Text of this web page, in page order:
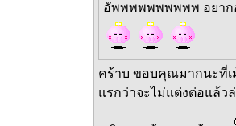
อัพพพพพพพพพพ อยา
คร้าบ ขอบคุณมากนะที่
แรกว่าจะไม่แต่งต่อแล้ว